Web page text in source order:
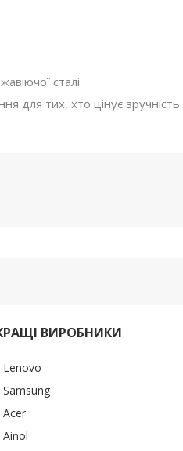
сталі
для тих, хто цінує зручність
ВИРОБНИКИ
Lenovo
Samsung
Acer
Ainol